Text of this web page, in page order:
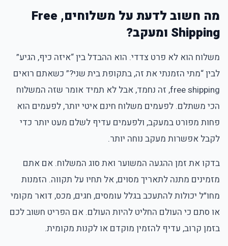
מה חשוב לדעת על משלוחים, Free
Shipping ומעקב?
משלוח הוא לא פרט צדדי. הוא ההבדל בין “איזה כיף, הגיע”
לבין “מתי הזמנתי את זה, בתקופת בית שני?” כשאתם רואים
free shipping, זה נחמד, אבל לא תמיד אומר שזה המשלוח
הכי משתלם. לפעמים משלוח חינם איטי יותר, לפעמים הוא
פחות מפורט במעקב, ולפעמים עדיף לשלם מעט יותר כדי
לקבל אפשרות מעקב נוחה יותר.
בדקו את זמן ההגעה המשוער ואת סוג המשלוח. אם אתם
מזמינים מתנה לתאריך מסוים, אל תחיו על תקווה. הזמנות
מחו״ל יכולות להתעכב בגלל עומסים, חגים, מכס, דואר מקומי
או סתם כי העולם החליט להיות העולם. אם הפריט חשוב לכם
בזמן קרוב, עדיף להזמין מוקדם או לקנות מקומית.